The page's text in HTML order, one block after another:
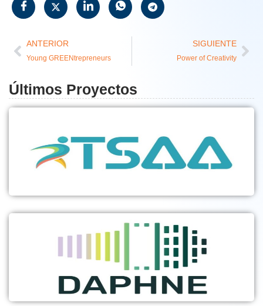
ANTERIOR
Young GREENtrepreneurs
SIGUIENTE
Power of Creativity
Últimos Proyectos